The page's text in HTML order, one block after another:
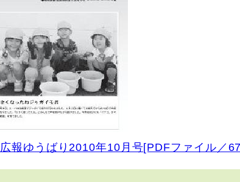
広報ゆうばり2010年10月号[PDFファイル／